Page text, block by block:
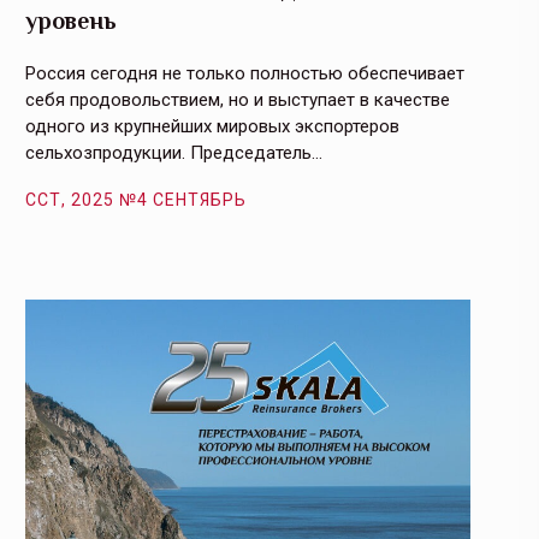
уровень
Россия сегодня не только полностью обеспечивает
себя продовольствием, но и выступает в качестве
одного из крупнейших мировых экспортеров
сельхозпродукции. Председатель…
ССТ, 2025 №4 СЕНТЯБРЬ